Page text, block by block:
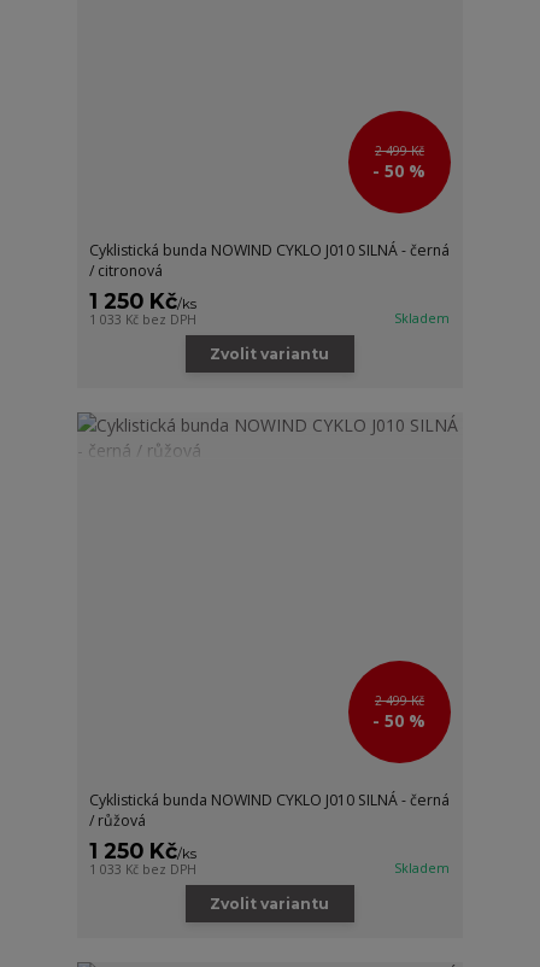
2 499 Kč
- 50 %
Cyklistická bunda NOWIND CYKLO J010 SILNÁ - černá
/ citronová
1 250 Kč/ks
1 033 Kč bez DPH Skladem
Zvolit variantu
2 499 Kč
- 50 %
Cyklistická bunda NOWIND CYKLO J010 SILNÁ - černá
/ růžová
1 250 Kč/ks
1 033 Kč bez DPH Skladem
Zvolit variantu